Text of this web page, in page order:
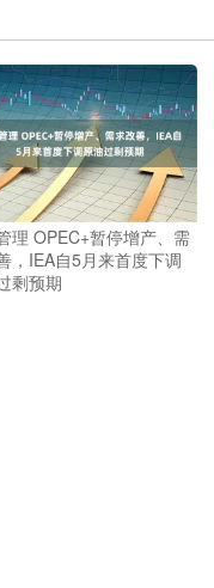
理 OPEC+暂停增产、需
，IEA自5月来首度下调
剩预期